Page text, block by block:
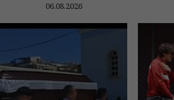
06.08.2026